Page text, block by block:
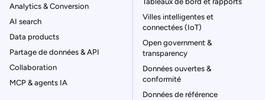
Analytics & Conversion
AI search
Data products
Partage de données & API
Collaboration
MCP & agents IA
Villes intelligentes et
connectées (IoT)
Open government &
transparency
Données ouvertes &
conformité
Données de référence